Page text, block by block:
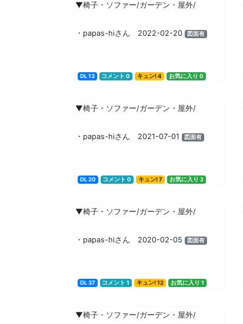
▼椅子・ソファー/ガーデン・屋外/
・papas-hiさん 2022-02-20 図面有
DL 13 コメント 0 キュン! 4 お気に入り 0
▼椅子・ソファー/ガーデン・屋外/
・papas-hiさん 2021-07-01 図面有
DL 20 コメント 0 キュン! 7 お気に入り 2
▼椅子・ソファー/ガーデン・屋外/
・papas-hiさん 2020-02-05 図面有
DL 37 コメント 1 キュン! 12 お気に入り 1
▼椅子・ソファー/ガーデン・屋外/